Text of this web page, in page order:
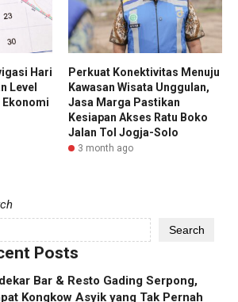
Hari
Level
Ekonomi
Perkuat Konektivitas Menuju
Kawasan Wisata Unggulan,
Jasa Marga Pastikan
Kesiapan Akses Ratu Boko
Jalan Tol Jogja-Solo
3 month ago
Search
Posts
Bar & Resto Gading Serpong,
Kongkow Asyik yang Tak Pernah